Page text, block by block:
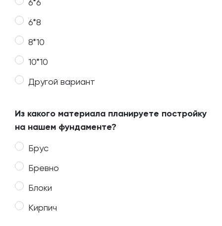
6*6
6*8
8*10
10*10
Другой вариант
Из какого материала планируете постройку
на нашем фундаменте?
Брус
Бревно
Блоки
Кирпич